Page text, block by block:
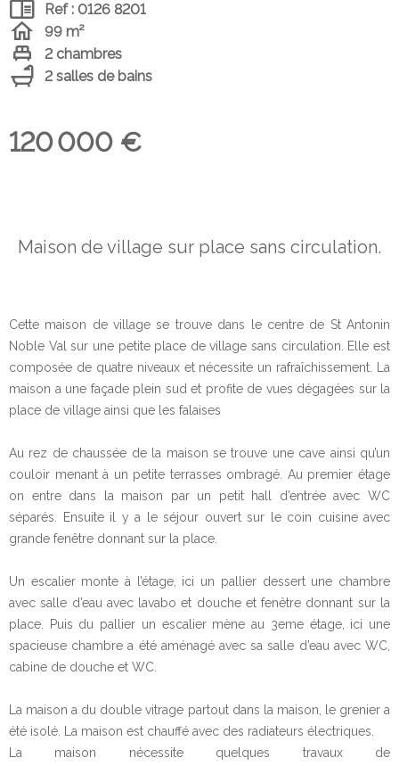
Ref : 0126 8201
99 m²
2 chambres
2 salles de bains
120 000 €
Maison de village sur place sans circulation.
Cette maison de village se trouve dans le centre de St Antonin
Noble Val sur une petite place de village sans circulation. Elle est
composée de quatre niveaux et nécessite un rafraîchissement. La
maison a une façade plein sud et profite de vues dégagées sur la
place de village ainsi que les falaises
Au rez de chaussée de la maison se trouve une cave ainsi qu’un
couloir menant à un petite terrasses ombragé. Au premier étage
on entre dans la maison par un petit hall d’entrée avec WC
séparés. Ensuite il y a le séjour ouvert sur le coin cuisine avec
grande fenêtre donnant sur la place.
Un escalier monte à l’étage, ici un pallier dessert une chambre
avec salle d’eau avec lavabo et douche et fenêtre donnant sur la
place. Puis du pallier un escalier mène au 3eme étage, ici une
spacieuse chambre a été aménagé avec sa salle d’eau avec WC,
cabine de douche et WC.
La maison a du double vitrage partout dans la maison, le grenier a
été isolé. La maison est chauffé avec des radiateurs électriques.
La maison nécessite quelques travaux de